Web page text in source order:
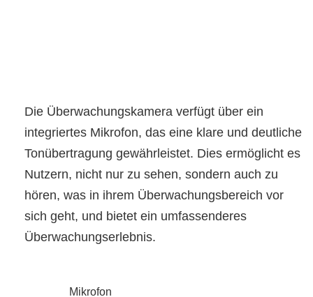
Die Überwachungskamera verfügt über ein
integriertes Mikrofon, das eine klare und deutliche
Tonübertragung gewährleistet. Dies ermöglicht es
Nutzern, nicht nur zu sehen, sondern auch zu
hören, was in ihrem Überwachungsbereich vor
sich geht, und bietet ein umfassenderes
Überwachungserlebnis.
Mikrofon